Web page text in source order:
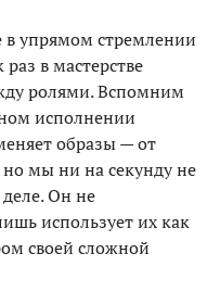
в упрямом стремлении
в мастерстве
ролями. Вспомним
исполнении
образы — от
мы ни на секунду не
Он не
использует их как
своей сложной